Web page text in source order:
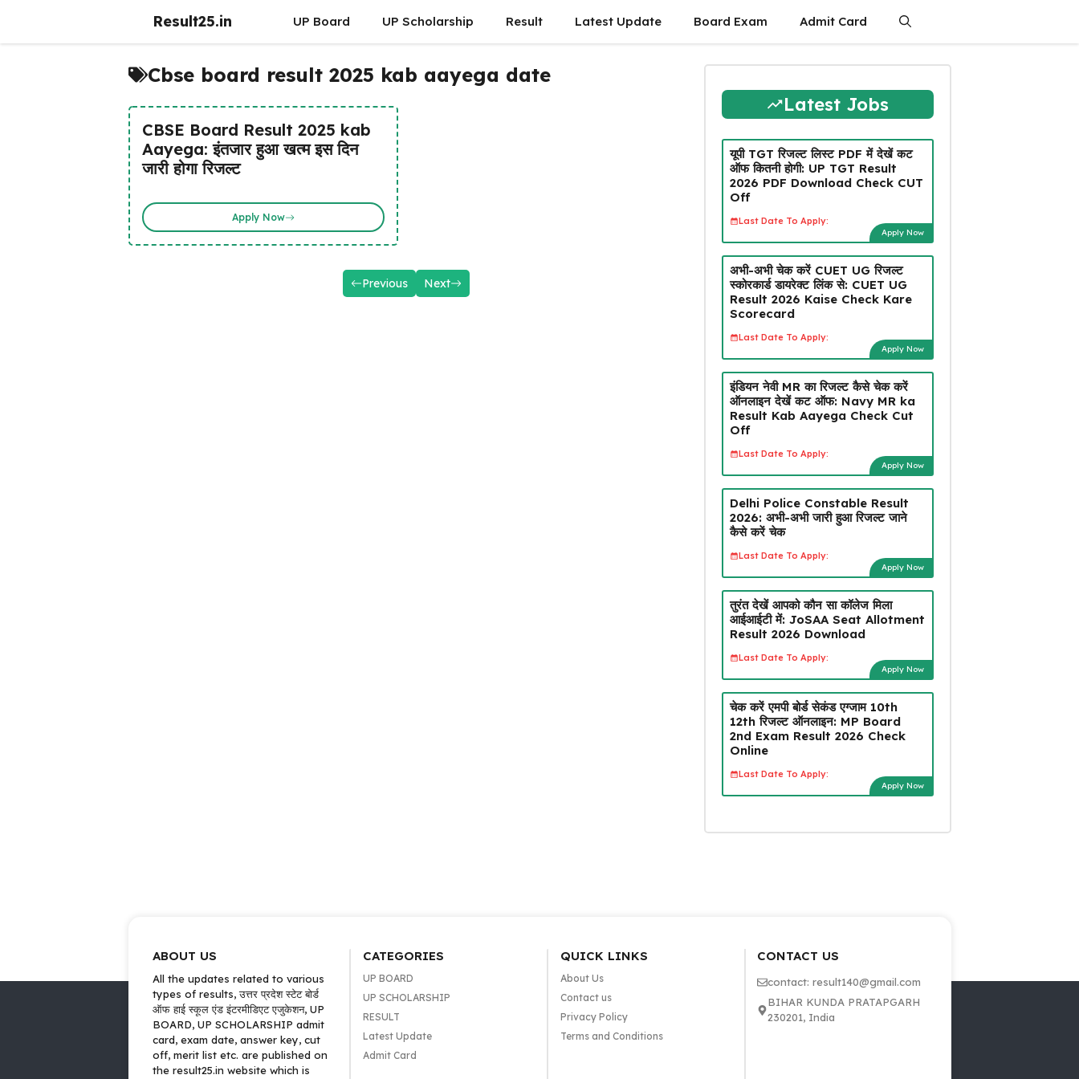
Result25.in UP Board UP Scholarship Result Latest Update Board Exam Admit Card
Cbse board result 2025 kab aayega date
CBSE Board Result 2025 kab
Aayega: इंतजार हुआ खत्म इस दिन
जारी होगा रिजल्ट
Apply Now
Previous Next
Latest Jobs
यूपी TGT रिजल्ट लिस्ट PDF में देखें कट
ऑफ कितनी होगी: UP TGT Result
2026 PDF Download Check CUT
Off
Last Date To Apply:
Apply Now
अभी-अभी चेक करें CUET UG रिजल्ट
स्कोरकार्ड डायरेक्ट लिंक से: CUET UG
Result 2026 Kaise Check Kare
Scorecard
Last Date To Apply:
Apply Now
इंडियन नेवी MR का रिजल्ट कैसे चेक करें
ऑनलाइन देखें कट ऑफ: Navy MR ka
Result Kab Aayega Check Cut
Off
Last Date To Apply:
Apply Now
Delhi Police Constable Result
2026: अभी-अभी जारी हुआ रिजल्ट जाने
कैसे करें चेक
Last Date To Apply:
Apply Now
तुरंत देखें आपको कौन सा कॉलेज मिला
आईआईटी में: JoSAA Seat Allotment
Result 2026 Download
Last Date To Apply:
Apply Now
चेक करें एमपी बोर्ड सेकंड एग्जाम 10th
12th रिजल्ट ऑनलाइन: MP Board
2nd Exam Result 2026 Check
Online
Last Date To Apply:
Apply Now
ABOUT US
All the updates related to various
types of results, उत्तर प्रदेश स्टेट बोर्ड
ऑफ हाई स्कूल एंड इंटरमीडिएट एजुकेशन, UP
BOARD, UP SCHOLARSHIP admit
card, exam date, answer key, cut
off, merit list etc. are published on
the result25.in website which is
CATEGORIES
UP BOARD
UP SCHOLARSHIP
RESULT
Latest Update
Admit Card
QUICK LINKS
About Us
Contact us
Privacy Policy
Terms and Conditions
CONTACT US
contact: result140@gmail.com
BIHAR KUNDA PRATAPGARH
230201, India